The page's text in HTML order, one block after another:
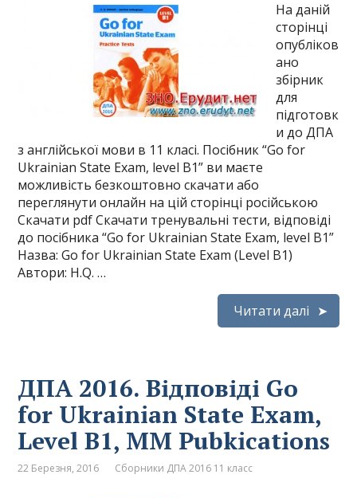
На даній
сторінці
опубліков
ано
збірник
для
підготовк
и до ДПА
з англійської мови в 11 класі. Посібник “Go for
Ukrainian State Exam, level B1” ви маєте
можливість безкоштовно скачати або
переглянути онлайн на цій сторінці російською
Скачати pdf Скачати тренувальні тести, відповіді
до посібника “Go for Ukrainian State Exam, level B1”
Назва: Go for Ukrainian State Exam (Level B1)
Автори: H.Q. …
Читати далі
ДПА 2016. Відповіді Go
for Ukrainian State Exam,
Level B1, MM Pubkications
22 Березня, 2016 Сборники ДПА 2016 11 класс